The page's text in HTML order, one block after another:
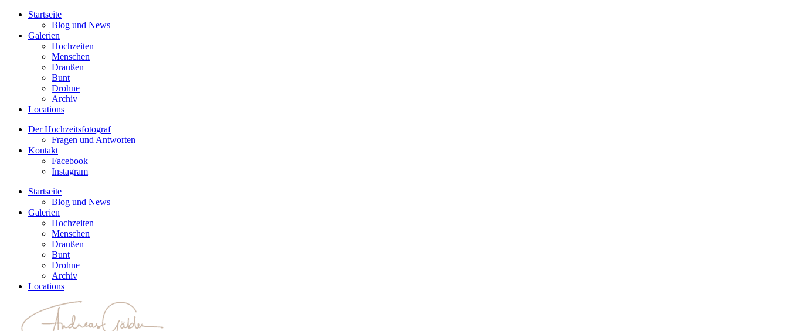
Startseite
Blog und News
Galerien
Hochzeiten
Menschen
Draußen
Bunt
Drohne
Archiv
Locations
Der Hochzeitsfotograf
Fragen und Antworten
Kontakt
Facebook
Instagram
Startseite
Blog und News
Galerien
Hochzeiten
Menschen
Draußen
Bunt
Drohne
Archiv
Locations